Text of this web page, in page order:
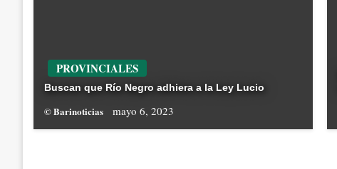
PROVINCIALES
Buscan que Río Negro adhiera a la Ley Lucio
© Barinoticias mayo 6, 2023